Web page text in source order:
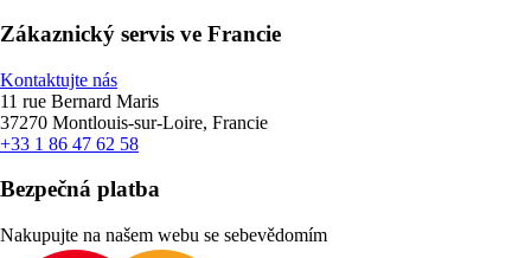
Zákaznický servis ve Francie
Kontaktujte nás
11 rue Bernard Maris
37270 Montlouis-sur-Loire, Francie
+33 1 86 47 62 58
Bezpečná platba
Nakupujte na našem webu se sebevědomím